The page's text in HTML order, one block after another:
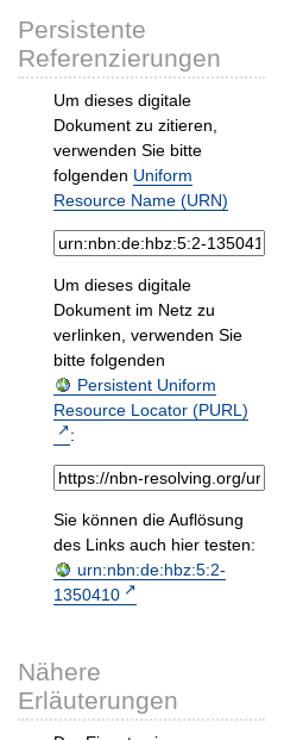
Persistente
Referenzierungen
Um dieses digitale
Dokument zu zitieren,
verwenden Sie bitte
folgenden Uniform
Resource Name (URN)
Um dieses digitale
Dokument im Netz zu
verlinken, verwenden Sie
bitte folgenden
Persistent Uniform
Resource Locator (PURL)
:
Sie können die Auflösung
des Links auch hier testen:
urn:nbn:de:hbz:5:2-
1350410
Nähere
Erläuterungen